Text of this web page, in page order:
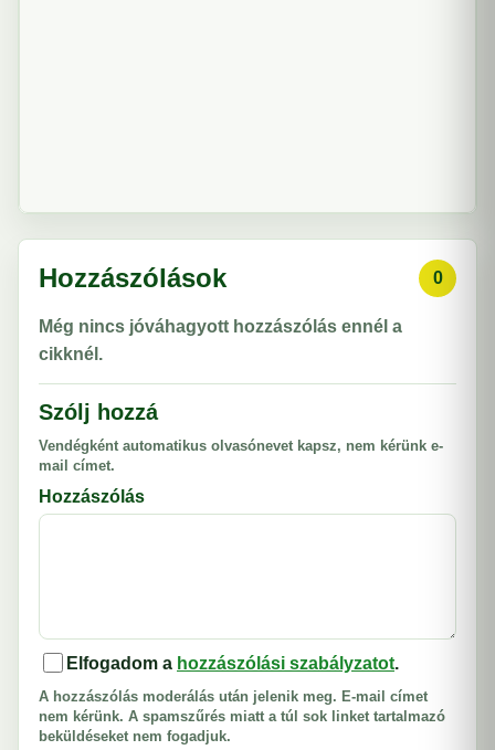
Hozzászólások 0
Még nincs jóváhagyott hozzászólás ennél a
cikknél.
Szólj hozzá
Vendégként automatikus olvasónevet kapsz, nem kérünk e-
mail címet.
Hozzászólás
Elfogadom a hozzászólási szabályzatot.
A hozzászólás moderálás után jelenik meg. E-mail címet
nem kérünk. A spamszűrés miatt a túl sok linket tartalmazó
beküldéseket nem fogadjuk.